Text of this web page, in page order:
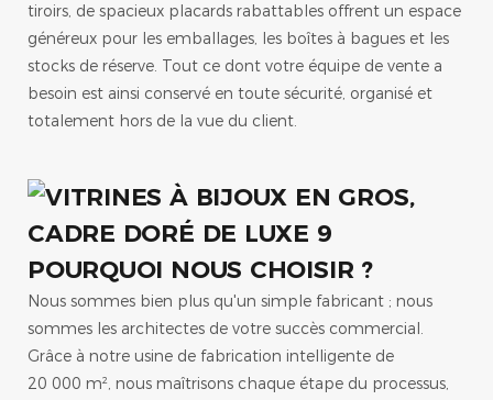
tiroirs, de spacieux placards rabattables offrent un espace
généreux pour les emballages, les boîtes à bagues et les
stocks de réserve. Tout ce dont votre équipe de vente a
besoin est ainsi conservé en toute sécurité, organisé et
totalement hors de la vue du client.
POURQUOI NOUS CHOISIR ?
Nous sommes bien plus qu'un simple fabricant ; nous
sommes les architectes de votre succès commercial.
Grâce à notre usine de fabrication intelligente de
20 000 m², nous maîtrisons chaque étape du processus,